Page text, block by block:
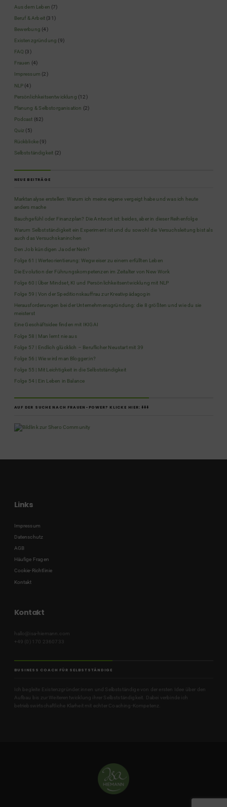
Aus dem Leben (7)
Beruf & Arbeit (31)
Bewerbung (4)
Existenzgründung (9)
FAQ (3)
Frauen (4)
Impressum (2)
NLP (4)
Persönlichkeitsentwicklung (12)
Planung & Selbstorganisation (2)
Podcast (62)
Quiz (5)
Rückblicke (9)
Selbstständigkeit (2)
NEUE BEITRÄGE
Marktanalyse erstellen: Warum ich meine eigene vergeigt habe und was ich heute
anders mache
Bauchgefühl oder Finanzplan? Die Antwort ist: beides, aber in dieser Reihenfolge
Warum Selbstständigkeit ein Experiment ist und du sowohl die Versuchsleitung bist als
auch das Versuchskaninchen
Den Job kündigen Ja oder Nein?
Folge 61 | Werteorientierung: Wegweiser zu einem erfüllten Leben
Die Evolution der Führungskompetenzen im Zeitalter von New Work
Folge 60 | Über Mindset, KI und Persönlichkeitsentwicklung mit NLP
Folge 59 | Von der Speditionskauffrau zur Kreativpädagogin
Herausforderungen bei der Unternehmensgründung: die 8 größten und wie du sie
meisterst
Eine Geschäftsidee finden mit IKIGAI
Folge 58 | Man lernt nie aus
Folge 57 | Endlich glücklich – Beruflicher Neustart mit 39
Folge 56 | Wie wird man Blogger:in?
Folge 55 | Mit Leichtigkeit in die Selbstständigkeit
Folge 54 | Ein Leben in Balance
AUF DER SUCHE NACH FRAUEN-POWER? KLICKE HIER: ⬇️⬇️⬇️
Links
Impressum
Datenschutz
AGB
Häufige Fragen
Cookie-Richtlinie
Kontakt
Kontakt
hallo@isa-hiemann.com
+49 (0) 170 2360733
BUSINESS COACH FÜR SELBSTSTÄNDIGE
Ich begleite Existenzgründer:innen und Selbstständige von der ersten Idee über den
Aufbau bis zur Weiterentwicklung ihrer Selbstständigkeit. Dabei verbinde ich
betriebswirtschaftliche Klarheit mit echter Coaching-Kompetenz.